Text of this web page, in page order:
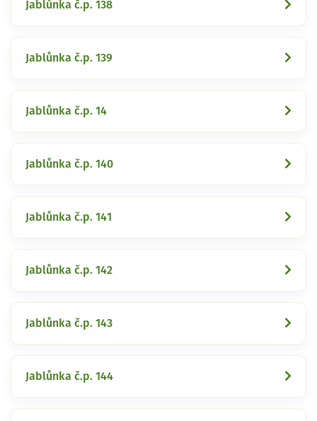
Jablůnka č.p. 138
Jablůnka č.p. 139
Jablůnka č.p. 14
Jablůnka č.p. 140
Jablůnka č.p. 141
Jablůnka č.p. 142
Jablůnka č.p. 143
Jablůnka č.p. 144